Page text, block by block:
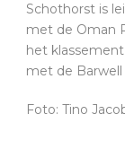
Schothorst is
met de Oman
het
met de
Foto: Tino